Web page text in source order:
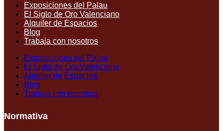
Exposiciones del Palau
El Siglo de Oro Valenciano
Alquiler de Espacios
Blog
Trabaja con nosotros
Exposiciones del Palau
El Siglo de Oro Valenciano
Alquiler de Espacios
Blog
Trabaja con nosotros
Normativa